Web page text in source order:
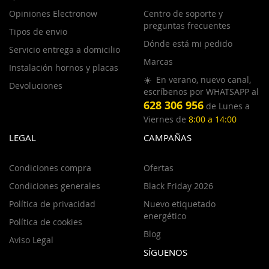
Opiniones Electronow
Tipos de envio
Servicio entrega a domicilio
Instalación hornos y placas
Devoluciones
Centro de soporte y
preguntas frecuentes
Dónde está mi pedido
Marcas
☀️ En verano, nuevo canal,
escríbenos por WHATSAPP al
628 306 956 de Lunes a
Viernes de 8:00 a 14:00
LEGAL
Condiciones compra
Condiciones generales
Política de privacidad
Política de cookies
Aviso Legal
CAMPAÑAS
Ofertas
Black Friday 2026
Nuevo etiquetado
energético
Blog
SÍGUENOS